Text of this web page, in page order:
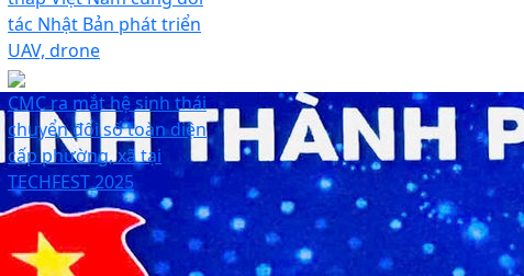
tác Nhật Bản phát triển
UAV, drone
CMC ra mắt hệ sinh thái
chuyển đổi số toàn diện
cấp phường, xã tại
TECHFEST 2025